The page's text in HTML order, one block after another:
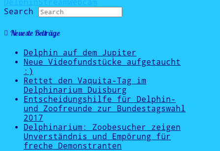
Search
Neueste Beiträge
Delphin auf dem Jupiter
Neue Videofundstücke aufgetaucht
:)
Rettet den Vaquita-Tag im
Delphinarium Duisburg
Entscheidungshilfe für Delphin-
und Zoofreunde zur Bundestagswahl
2017
Delphinarium: Zoobesucher zeigen
Unverständnis und Empörung für
freche Demonstranten